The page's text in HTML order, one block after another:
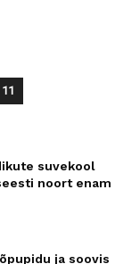
11
suvekool
noort enam
ja soovis